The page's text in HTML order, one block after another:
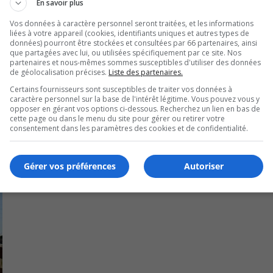
d’industrie de la Rive-Sud (CCIRS), Stéphanie Brodeur,
région pourraient travailler de la maison.
00:00
En savoir plus
Vos données à caractère personnel seront traitées, et les informations
liées à votre appareil (cookies, identifiants uniques et autres types de
données) pourront être stockées et consultées par 66 partenaires, ainsi
que partagées avec lui, ou utilisées spécifiquement par ce site. Nos
partenaires et nous-mêmes sommes susceptibles d'utiliser des données
de géolocalisation précises. Liste des partenaires.
Certains fournisseurs sont susceptibles de traiter vos données à
caractère personnel sur la base de l'intérêt légitime. Vous pouvez vous y
opposer en gérant vos options ci-dessous. Recherchez un lien en bas de
cette page ou dans le menu du site pour gérer ou retirer votre
consentement dans les paramètres des cookies et de confidentialité.
Autoriser
Gérer vos préférences